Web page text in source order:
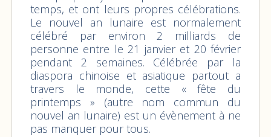
temps, et ont leurs propres célébrations.
Le nouvel an lunaire est normalement
célébré par environ 2 milliards de
personne entre le 21 janvier et 20 février
pendant 2 semaines. Célébrée par la
diaspora chinoise et asiatique partout a
travers le monde, cette « fête du
printemps » (autre nom commun du
nouvel an lunaire) est un évènement à ne
pas manquer pour tous.